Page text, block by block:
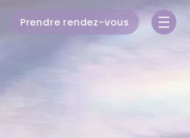
Prendre rendez-vous